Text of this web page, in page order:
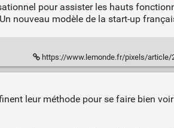
pour assister les hauts
nouveau modèle de la start-up
https://www.lemonde.fr/pixels/article/2026/06/25/ia-le-test-d-un-modele-chinois-a-la-direction-
leur méthode pour se faire bien